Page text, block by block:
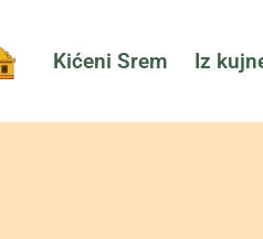
Kićeni Srem Iz